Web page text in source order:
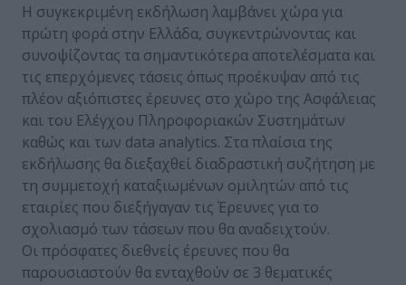
Η συγκεκριμένη εκδήλωση λαμβάνει χώρα για
πρώτη φορά στην Ελλάδα, συγκεντρώνοντας και
συνοψίζοντας τα σημαντικότερα αποτελέσματα και
τις επερχόμενες τάσεις όπως προέκυψαν από τις
πλέον αξιόπιστες έρευνες στο χώρο της Ασφάλειας
και του Ελέγχου Πληροφοριακών Συστημάτων
καθώς και των data analytics. Στα πλαίσια της
εκδήλωσης θα διεξαχθεί διαδραστική συζήτηση με
τη συμμετοχή καταξιωμένων ομιλητών από τις
εταιρίες που διεξήγαγαν τις Έρευνες για το
σχολιασμό των τάσεων που θα αναδειχτούν.
Οι πρόσφατες διεθνείς έρευνες που θα
παρουσιαστούν θα ενταχθούν σε 3 θεματικές